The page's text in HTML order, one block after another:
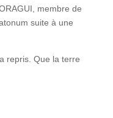
membre de
suite à une
repris. Que la terre